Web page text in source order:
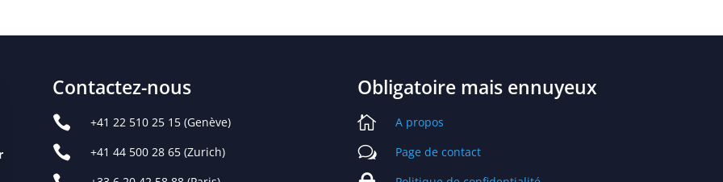
Contactez-nous
 +41 22 510 25 15(Genève)
 +41 44 500 28 65(Zurich)
Obligatoire mais ennuyeux
 A propos
w Page de contact